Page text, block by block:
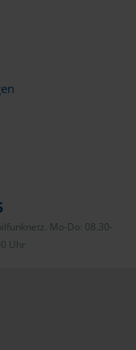
Mo-Do: 08.30-
Uhr